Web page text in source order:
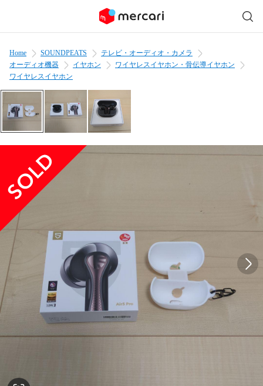
Home SOUNDPEATS
テレビ・オーディオ・カメラ
オーディオ機器
イヤホン
ワイヤレスイヤホン・骨伝導イヤホン
ワイヤレスイヤホン